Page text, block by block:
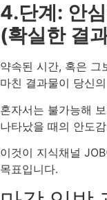
4.단계: 안
(확실한 결
약속된 시간, 혹은 그
마친 결과물이 당신
혼자서는 불가능해
나타났을 때의 안도
이것이 지식채널
목표입니다.